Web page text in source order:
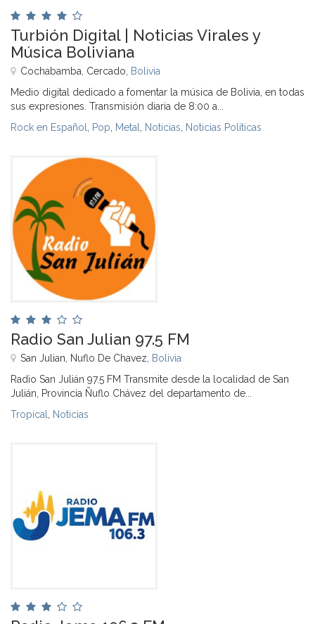
Turbión Digital | Noticias Virales y
Música Boliviana
Cochabamba, Cercado, Bolivia
Medio digital dedicado a fomentar la música de Bolivia, en todas
sus expresiones. Transmisión diaria de 8:00 a...
Rock en Español
Pop Metal Noticias Noticias Políticas
Radio San Julian 97.5 FM
San Julian, Nuflo De Chavez, Bolivia
Radio San Julián 97.5 FM Transmite desde la localidad de San
Julián, Provincia Ñuflo Chávez del departamento de...
Tropical
Noticias